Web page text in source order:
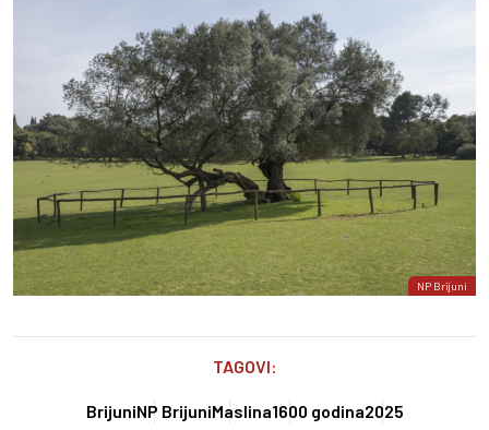
NP Brijuni
TAGOVI:
BrijuniNP BrijuniMaslina1600 godina2025